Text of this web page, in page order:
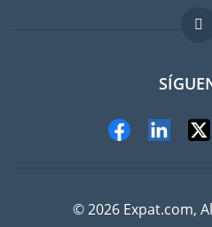
Trabajos enFAQ
© 2026 Expat.com,